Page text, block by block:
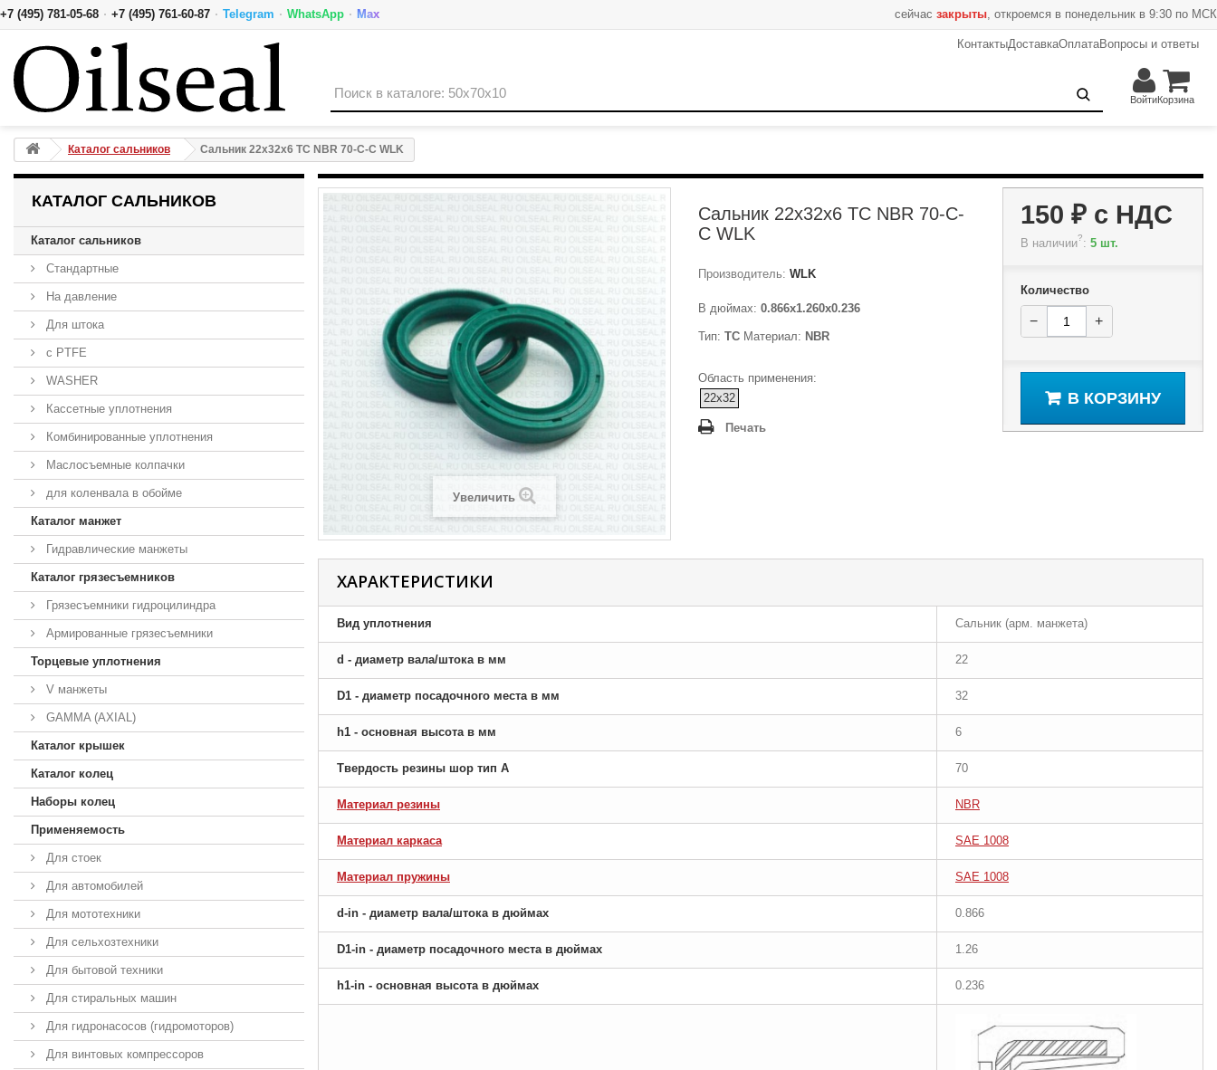
+7 (495) 781-05-68 · +7 (495) 761-60-87 · Telegram · WhatsApp · Max сейчас закрыты, откроемся в понедельник в 9:30 по МСК
КонтактыДоставкаОплатаВопросы и ответы
ВойтиКорзина
Каталог сальников Сальник 22x32x6 TC NBR 70-C-C WLK
КАТАЛОГ САЛЬНИКОВ
Каталог сальников
Стандартные
На давление
Для штока
с PTFE
WASHER
Кассетные уплотнения
Комбинированные уплотнения
Маслосъемные колпачки
для коленвала в обойме
Каталог манжет
Гидравлические манжеты
Каталог грязесъемников
Грязесъемники гидроцилиндра
Армированные грязесъемники
Торцевые уплотнения
V манжеты
GAMMA (AXIAL)
Каталог крышек
Каталог колец
Наборы колец
Применяемость
Для стоек
Для автомобилей
Для мототехники
Для сельхозтехники
Для бытовой техники
Для стиральных машин
Для гидронасосов (гидромоторов)
Для винтовых компрессоров
Увеличить
Сальник 22x32x6 TC NBR 70-C-
C WLK
Производитель: WLK
В дюймах: 0.866x1.260x0.236
Тип: TC Материал: NBR
Область применения:
22x32
Печать
150 ₽с НДС
В наличии?: 5 шт.
Количество
− +
В КОРЗИНУ
Сальник 22x32x6 TC NBR 70-C-C WLK + В корзину
ХАРАКТЕРИСТИКИ
Вид уплотнения Сальник (арм. манжета)
d - диаметр вала/штока в мм 22
D1 - диаметр посадочного места в мм 32
h1 - основная высота в мм 6
Твердость резины шор тип A 70
Материал резины NBR
Материал каркаса SAE 1008
Материал пружины SAE 1008
d-in - диаметр вала/штока в дюймах 0.866
D1-in - диаметр посадочного места в дюймах 1.26
h1-in - основная высота в дюймах 0.236